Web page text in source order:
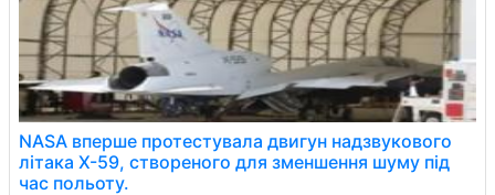
NASA вперше протестувала двигун надзвукового
літака X-59, створеного для зменшення шуму під
час польоту.